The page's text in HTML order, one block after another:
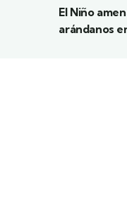
El Niño
arándanos